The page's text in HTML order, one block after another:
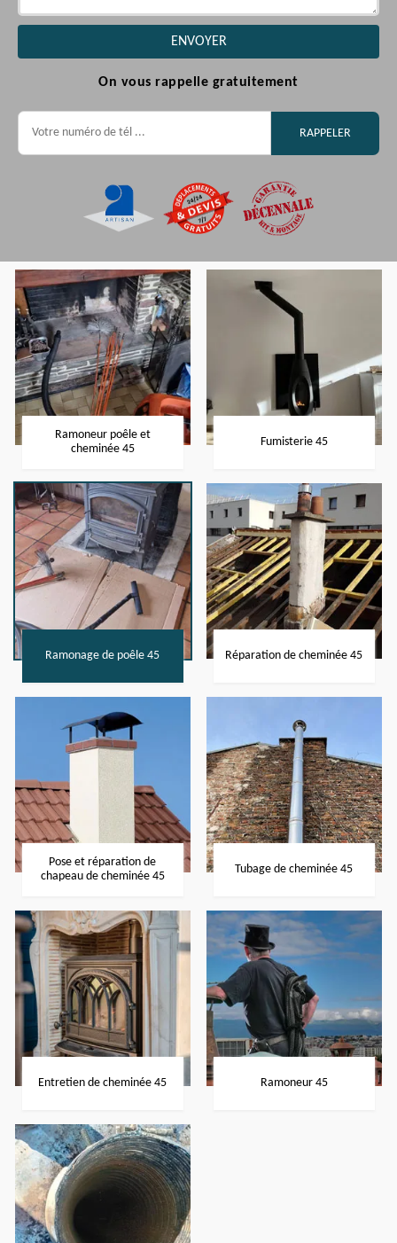
On vous rappelle gratuitement
Ramoneur poêle et
cheminée 45
Fumisterie 45
Ramonage de poêle 45 Réparation de cheminée 45
Pose et réparation de
chapeau de cheminée 45
Tubage de cheminée 45
Entretien de cheminée 45 Ramoneur 45